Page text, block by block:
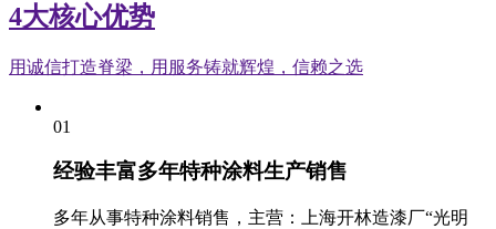
4大核心优势
用诚信打造脊梁，用服务铸就辉煌，信赖之选
01
经验丰富多年特种涂料生产销售
多年从事特种涂料销售，主营：上海开林造漆厂“光明